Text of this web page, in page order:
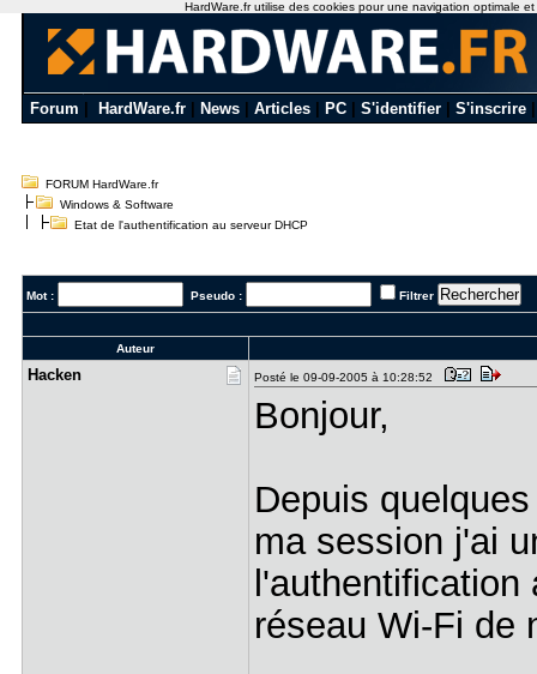
Forum HardWare.fr News Articles PC S'identifier S'inscrire
FORUM HardWare.fr
Windows & Software
Etat de l'authentification au serveur DHCP
Mot : Pseudo : Filtrer
Auteur
Hacken Posté le 09-09-2005 à 10:28:52
Bonjour,
Depuis
ma session j'ai
réseau Wi-Fi de
HardWare.fr utilise des cookies pour une navigation optimale